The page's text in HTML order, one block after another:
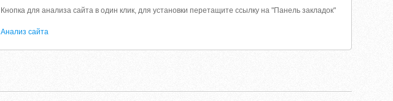
Кнопка для анализа сайта в один клик, для установки перетащите ссылку на "Панель закладок"
Анализ сайта